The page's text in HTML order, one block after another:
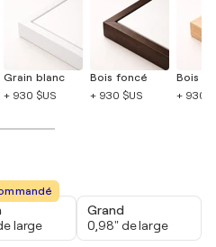
Grain blanc
+ 930 $US
Bois foncé
+ 930 $US
Bois
+ 930
large
Grand
0,98" de large